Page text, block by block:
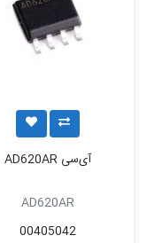
آی‌سی AD620AR
AD620AR
00405042